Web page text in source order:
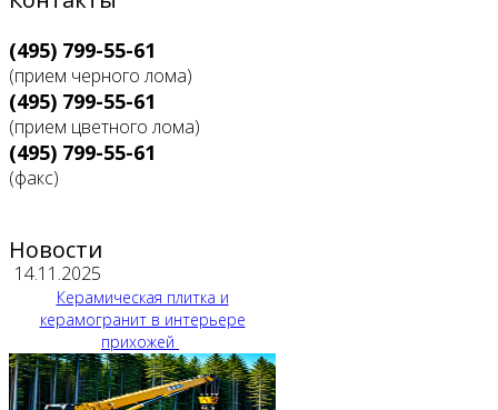
(495) 799-55-61
(прием черного лома)
(495) 799-55-61
(прием цветного лома)
(495) 799-55-61
(факс)
Новости
14.11.2025
Керамическая плитка и
керамогранит в интерьере
прихожей